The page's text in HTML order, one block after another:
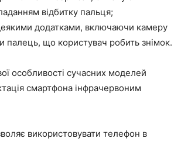
відбитку пальця;
додатками, включаючи камеру
палець, що користувач робить знімок.
особливості сучасних моделей
смартфона інфрачервоним
використовувати телефон в